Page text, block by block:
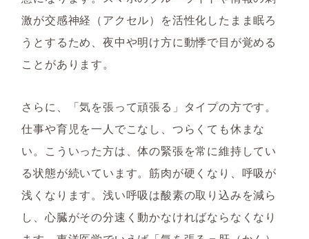
激が交感神経（アクセル）を活性化したまま眠ろ
うとするため、夜中や明け方に動悸で目が覚める
ことがあります。
さらに、「気を張って頑張る」タイプの方です。
仕事や育児を一人でこなし、つらくても休まな
い。こういった方は、体の緊張を常に維持してい
る状態が続いています。筋肉が硬くなり、呼吸が
浅くなります。浅い呼吸は酸素の取り込みを減ら
し、心臓がその分速く動かなければならなくなり